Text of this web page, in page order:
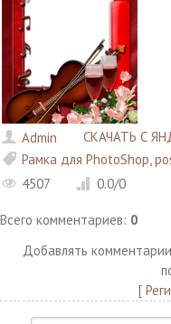
Admin
СКАЧАТЬ С
Рамка для PhotoShop
4507
0.0/0
Всего комментариев: 0
Добавлять
[